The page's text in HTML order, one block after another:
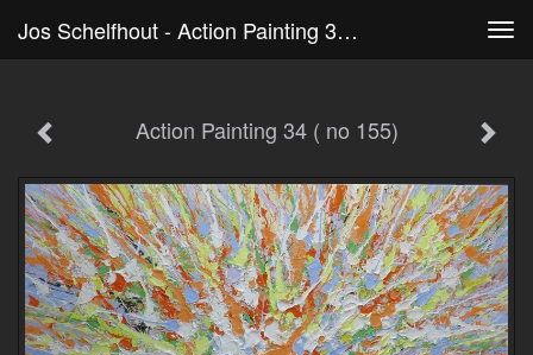
Jos Schelfhout - Action Painting 34 ( No 155)
Action Painting 34 ( no 155)